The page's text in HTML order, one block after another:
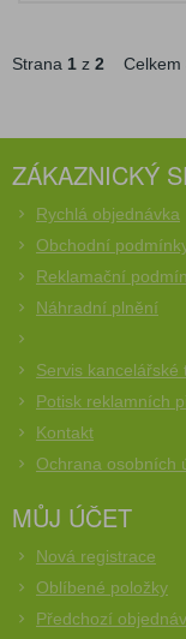
Strana 1 z 2 Celkem
ZÁKAZNICKÝ
Rychlá objednávka
Obchodní
Reklamační
Náhradní plnění
Servis kancelářské
Potisk reklamních
Kontakt
Ochrana osobních
MŮJ ÚČET
Nová registrace
Oblíbené položky
Předchozí